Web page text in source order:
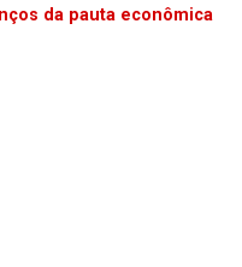
da pauta econômica